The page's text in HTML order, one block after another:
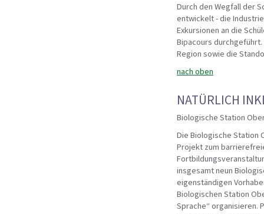
Durch den Wegfall der
entwickelt - die
Exkursionen an die
Bipacours
Region sowie die
nach oben
NATÜRLICH
Biologische Station
Die Biologische Station
Projekt zum
insgesamt neun
eigenständigen
Biologischen Station
Sprache“ organisieren.